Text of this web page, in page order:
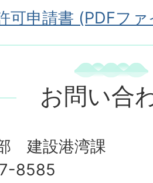
可申請書 (PDFフ
お問い合
建設港湾課
8585